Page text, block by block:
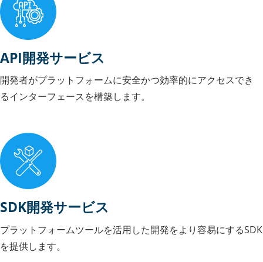
API開発サービス
開発者がプラットフォームに安全かつ効率的にアクセスでき
るインターフェースを構築します。
SDK開発サービス
プラットフォームツールを活用した開発をより容易にするSDK
を提供します。